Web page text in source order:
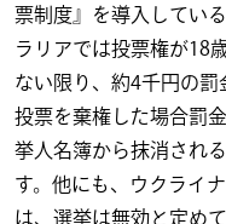
票制度』を導入してい
ラリアでは投票権が18
ない限り、約4千円の
投票を棄権した場合罰
挙人名簿から抹消され
す。他にも、ウクライ
は、選挙は無効と定めて